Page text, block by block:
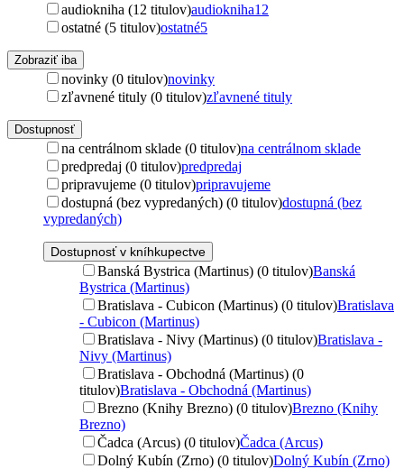
audiokniha (12 titulov)audiokniha12
ostatné (5 titulov)ostatné5
Zobraziť iba
novinky (0 titulov)novinky
zľavnené tituly (0 titulov)zľavnené tituly
Dostupnosť
na centrálnom sklade (0 titulov)na centrálnom sklade
predpredaj (0 titulov)predpredaj
pripravujeme (0 titulov)pripravujeme
dostupná (bez vypredaných) (0 titulov)dostupná (bez
vypredaných)
Dostupnosť v kníhkupectve
Banská Bystrica (Martinus) (0 titulov)Banská
Bystrica (Martinus)
Bratislava - Cubicon (Martinus) (0 titulov)Bratislava
- Cubicon (Martinus)
Bratislava - Nivy (Martinus) (0 titulov)Bratislava -
Nivy (Martinus)
Bratislava - Obchodná (Martinus) (0
titulov)Bratislava - Obchodná (Martinus)
Brezno (Knihy Brezno) (0 titulov)Brezno (Knihy
Brezno)
Čadca (Arcus) (0 titulov)Čadca (Arcus)
Dolný Kubín (Zrno) (0 titulov)Dolný Kubín (Zrno)